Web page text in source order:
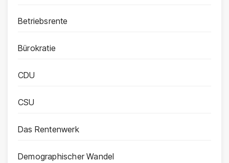
Betriebsrente
Bürokratie
CDU
CSU
Das Rentenwerk
Demographischer Wandel